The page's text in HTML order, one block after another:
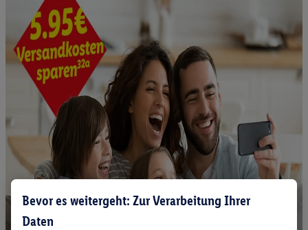
Bevor es weitergeht: Zur Verarbeitung Ihrer
Daten